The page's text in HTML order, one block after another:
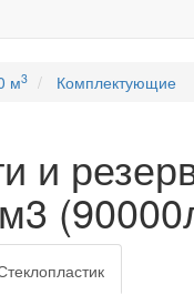
м3 Комплектующие
и